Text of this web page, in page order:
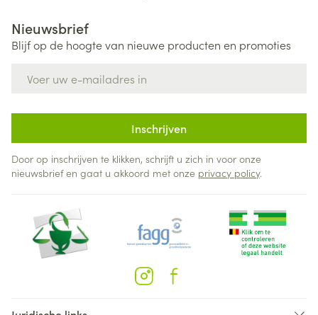
Nieuwsbrief
Blijf op de hoogte van nieuwe producten en promoties
Inschrijven
Door op inschrijven te klikken, schrijft u zich in voor onze
nieuwsbrief en gaat u akkoord met onze privacy policy.